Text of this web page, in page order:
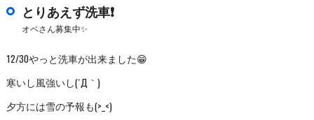
とりあえず洗車❗
オペさん募集中✨
12/30やっと洗車が出来ました😁
寒いし風強いし(´Д｀)
夕方には雪の予報も(>_<)